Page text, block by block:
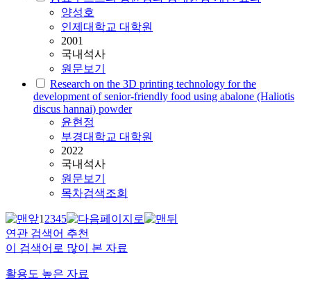
양성호
인제대학교 대학원
2001
국내석사
원문보기
Research on the 3D printing technology for the
development of senior-friendly food using abalone (Haliotis
discus hannai) powder
윤현정
부경대학교 대학원
2022
국내석사
원문보기
목차검색조회
12345
연관 검색어 추천
이 검색어로 많이 본 자료
활용도 높은 자료